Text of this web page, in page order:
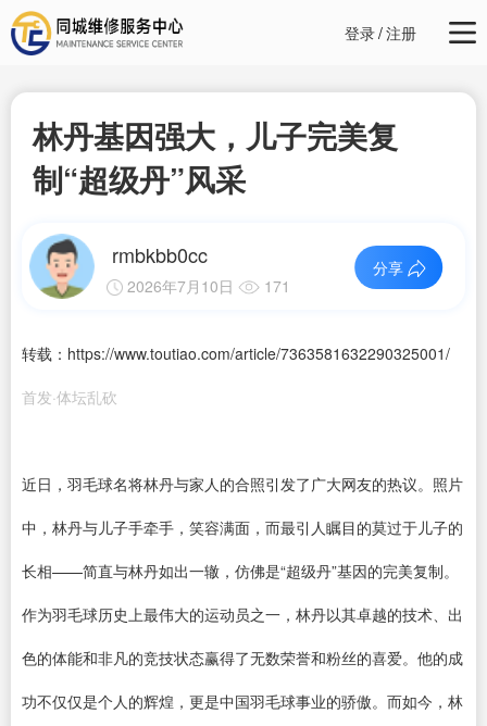
登录/注册
林丹基因强大，儿子完美复
制“超级丹”风采
rmbkbb0cc
2026年7月10日 171
分享
转载：https://www.toutiao.com/article/7363581632290325001/
首发·体坛乱砍
近日，羽毛球名将林丹与家人的合照引发了广大网友的热议。照片
中，林丹与儿子手牵手，笑容满面，而最引人瞩目的莫过于儿子的
长相——简直与林丹如出一辙，仿佛是“超级丹”基因的完美复制。
作为羽毛球历史上最伟大的运动员之一，林丹以其卓越的技术、出
色的体能和非凡的竞技状态赢得了无数荣誉和粉丝的喜爱。他的成
功不仅仅是个人的辉煌，更是中国羽毛球事业的骄傲。而如今，林